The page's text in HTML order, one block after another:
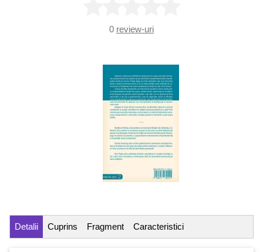
0 review-uri
Detalii Cuprins Fragment Caracteristici